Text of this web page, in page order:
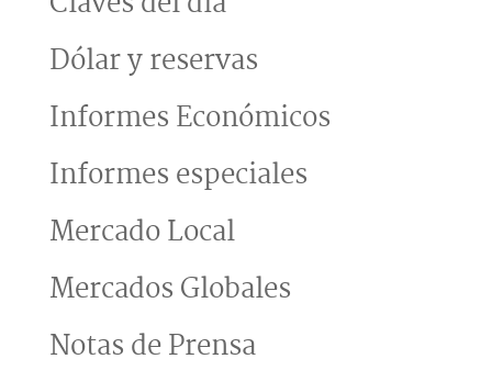
Dólar y reservas
Informes Económicos
Informes especiales
Mercado Local
Mercados Globales
Notas de Prensa